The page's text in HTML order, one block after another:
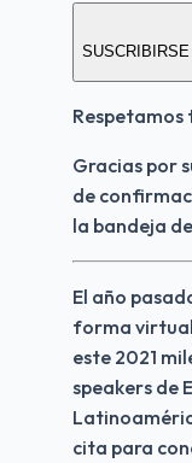
SUSCRIBIRSE
Gracias por
de
la bandeja
El año
forma virtual
este 2021
speakers de